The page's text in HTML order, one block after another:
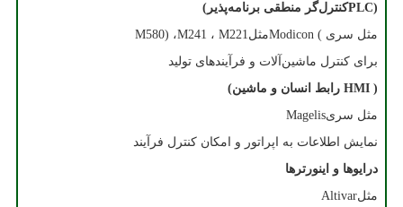
(
PLCکنترل‌گر منطقی برنامه‌پذیر )
مثل سری Modicon (مثلM221 ، M241، M580)
برای کنترل ماشین‌آلات و فرآیندهای تولید
( HMI رابط انسان و ماشین)
مثل سریMagelis
نمایش اطلاعات به اپراتور و امکان کنترل فرآیند
درایوها و اینورترها
مثلAltivar